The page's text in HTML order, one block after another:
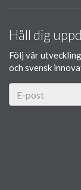
Håll dig
Följ vår
och svensk